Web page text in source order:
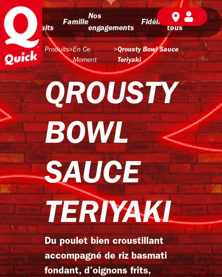
Nos
produits
Famille
Nos
engagements
Fidélité
BD pour
tous
Produits>En Ce
Moment
>Qrousty Bowl Sauce
Teriyaki
QROUSTY
BOWL
SAUCE
TERIYAKI
Du poulet bien croustillant
accompagné de riz basmati
fondant, d'oignons frits,